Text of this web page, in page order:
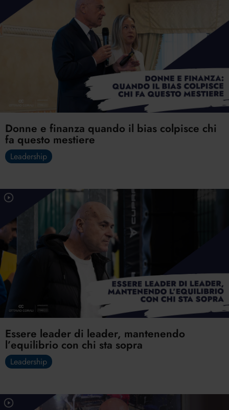
Donne e finanza quando il bias colpisce chi
fa questo mestiere
Leadership
Essere leader di leader, mantenendo
l’equilibrio con chi sta sopra
Leadership